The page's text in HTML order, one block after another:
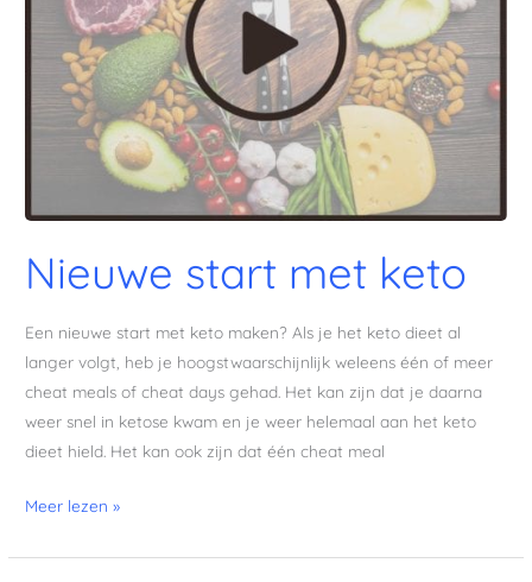
Nieuwe start met keto
Een nieuwe start met keto maken? Als je het keto dieet al
langer volgt, heb je hoogstwaarschijnlijk weleens één of meer
cheat meals of cheat days gehad. Het kan zijn dat je daarna
weer snel in ketose kwam en je weer helemaal aan het keto
dieet hield. Het kan ook zijn dat één cheat meal
Meer lezen »